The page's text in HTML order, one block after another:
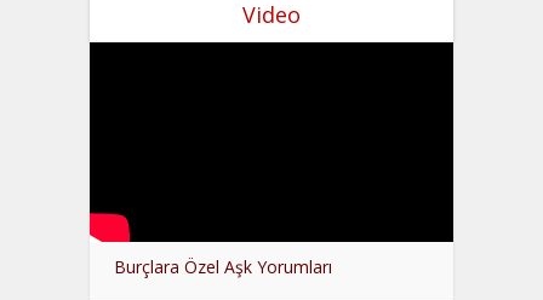
Video
Burçlara Özel Aşk Yorumları